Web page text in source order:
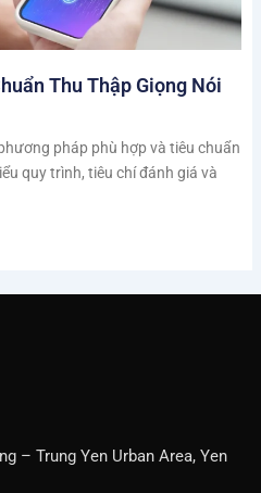
Thu Thập Giọng Nói
pháp phù hợp và tiêu chuẩn
quy trình, tiêu chí đánh giá và
– Trung Yen Urban Area, Yen